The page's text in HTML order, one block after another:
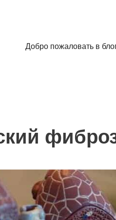
Добро пожаловать в